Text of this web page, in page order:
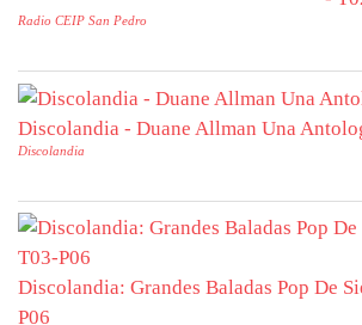
Radio CEIP San Pedro
Discolandia - Duane Allman Una
Discolandia
Discolandia: Grandes Baladas Pop De
P06